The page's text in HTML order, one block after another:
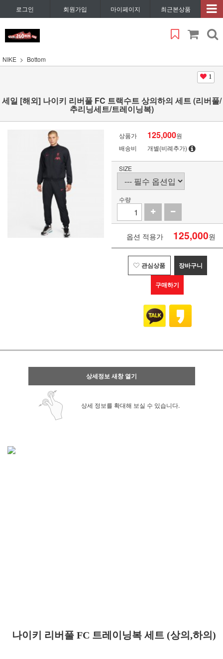
로그인 회원가입 마이페이지 최근본상품
NIKE Bottom
1
세일 [해외] 나이키 리버풀 FC 트랙수트 상의하의 세트 (리버풀/
추리닝세트/트레이닝복)
상품가 125,000원
배송비
개별(비례추가)
SIZE
수량
옵션 적용가 125,000원
관심상품 장바구니
구매하기
상세정보 새창 열기
상세 정보를 확대해 보실 수 있습니다.
나이키 리버풀 FC 트레이닝복 세트 (상의,하의)